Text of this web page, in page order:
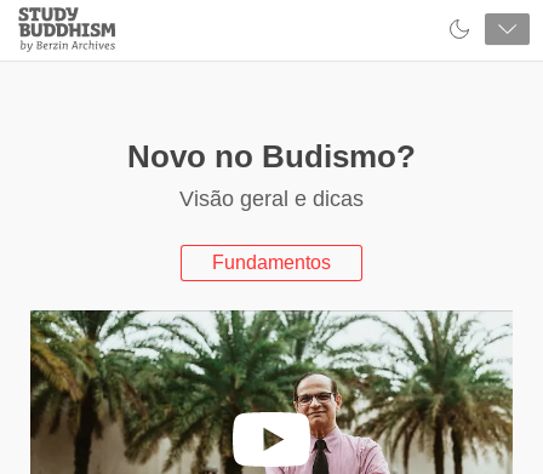
Close
Study
Buddhism
Novo no Budismo?
Visão geral e dicas
Fundamentos